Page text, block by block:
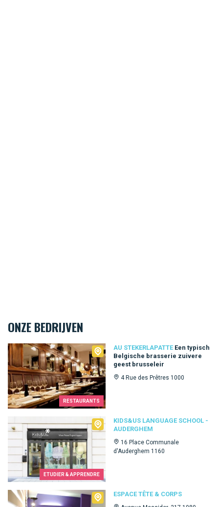
ONZE BEDRIJVEN
RESTAURANTS
AU STEKERLAPATTE Een typisch
Belgische brasserie zuivere
geest brusseleir
4 Rue des Prêtres 1000
Au Stekerlapatte
ETUDIER & APPRENDRE
KIDS&US LANGUAGE SCHOOL -
AUDERGHEM
16 Place Communale
d'Auderghem 1160
Kids&Us language school - Auderghem
ESPACE TÊTE & CORPS
Espace Tête & Corps